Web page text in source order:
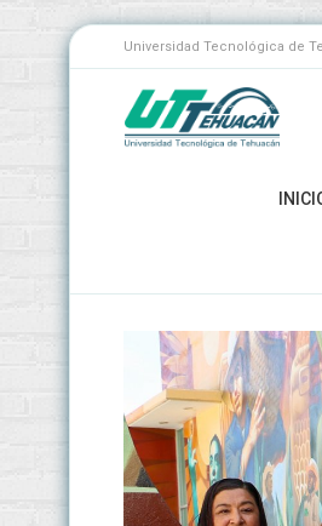
Universidad Tecnológica de